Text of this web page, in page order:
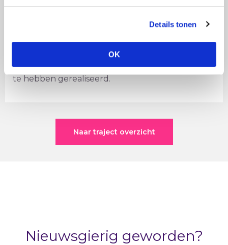
Details tonen
OK
traject, maar… op dit moment is het klaaggedrag
bespreekbaar en begint de onderlinge
door tot juni van 2017. Dan hopen we een afname
in klachten en een toename in bezoekers/gasten
te hebben gerealiseerd.
Naar traject overzicht
Nieuwsgierig geworden?